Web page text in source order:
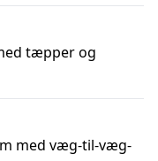
tæpper og
med væg-til-væg-